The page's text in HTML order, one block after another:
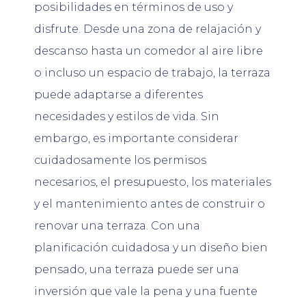
posibilidades en términos de uso y
disfrute. Desde una zona de relajación y
descanso hasta un comedor al aire libre
o incluso un espacio de trabajo, la terraza
puede adaptarse a diferentes
necesidades y estilos de vida. Sin
embargo, es importante considerar
cuidadosamente los permisos
necesarios, el presupuesto, los materiales
y el mantenimiento antes de construir o
renovar una terraza. Con una
planificación cuidadosa y un diseño bien
pensado, una terraza puede ser una
inversión que vale la pena y una fuente